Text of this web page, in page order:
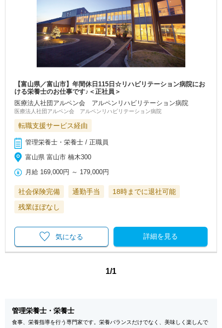
【富山県／富山市】年間休日115日☆リハビリテーション病院にお
ける栄養士のお仕事です♪＜正社員＞
医療法人社団アルペン会 アルペンリハビリテーション病院
医療法人社団アルペン会 アルペンリハビリテーション病院
転職支援サービス経由
管理栄養士・栄養士 / 正職員
富山県 富山市 楠木300
月給 169,000円 ～ 179,000円
社会保険完備 通勤手当
18時までに退社可能
残業ほぼなし
詳細を見る
気になる
1/1
管理栄養士・栄養士
食事、栄養指導を行う専門家です。栄養バランスだけでなく、美味しく楽しんで